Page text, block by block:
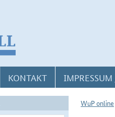
KONTAKT
WuP online